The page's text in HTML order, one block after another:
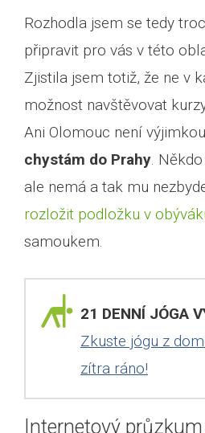
Rozhodla jsem se tedy
připravit pro vás v této
Zjistila jsem totiž, že ne v
možnost navštěvovat
Ani Olomouc není
chystám do Prahy.
ale nemá a tak mu
rozložit podložku v
samoukem.
21 DENNÍ JÓGA
Zkuste jógu z
zítra ráno!
Internetový průzkum